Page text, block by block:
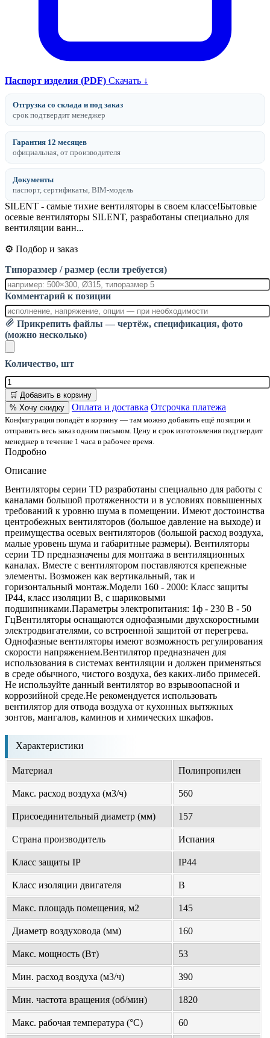
Паспорт изделия (PDF) Скачать ↓
Отгрузка со склада и под заказ
срок подтвердит менеджер
Гарантия 12 месяцев
официальная, от производителя
Документы
паспорт, сертификаты, BIM-модель
SILENT - самые тихие вентиляторы в своем классе!Бытовые
осевые вентиляторы SILENT, разработаны специально для
вентиляции ванн...
⚙️ Подбор и заказ
Типоразмер / размер (если требуется)
Комментарий к позиции
Прикрепить файлы — чертёж, спецификация, фото
(можно несколько)
Количество, шт
🛒 Добавить в корзину
% Хочу скидку
Оплата и доставка Отсрочка платежа
Конфигурация попадёт в корзину — там можно добавить ещё позиции и
отправить весь заказ одним письмом. Цену и срок изготовления подтвердит
менеджер в течение 1 часа в рабочее время.
Подробно
Описание
Вентиляторы серии TD разработаны специально для работы с
каналами большой протяженности и в условиях повышенных
требований к уровню шума в помещении. Имеют достоинства
центробежных вентиляторов (большое давление на выходе) и
преимущества осевых вентиляторов (большой расход воздуха,
малые уровень шума и габаритные размеры). Вентиляторы
серии TD предназначены для монтажа в вентиляционных
каналах. Вместе с вентилятором поставляются крепежные
элементы. Возможен как вертикальный, так и
горизонтальный монтаж.Модели 160 - 2000: Класс защиты
IP44, класс изоляции B, с шариковыми
подшипниками.Параметры электропитания: 1ф - 230 В - 50
ГцВентиляторы оснащаются однофазными двухскоростными
электродвигателями, со встроенной защитой от перегрева.
Однофазные вентиляторы имеют возможность регулирования
скорости напряжением.Вентилятор предназначен для
использования в системах вентиляции и должен применяться
в среде обычного, чистого воздуха, без каких-либо примесей.
Не используйте данный вентилятор во взрывоопасной и
коррозийной среде.Не рекомендуется использовать
вентилятор для отвода воздуха от кухонных вытяжных
зонтов, мангалов, каминов и химических шкафов.
Характеристики
Материал Полипропилен
Макс. расход воздуха (м3/ч) 560
Присоединительный диаметр (мм) 157
Страна производитель Испания
Класс защиты IP IP44
Класс изоляции двигателя B
Макс. площадь помещения, м2 145
Диаметр воздуховода (мм) 160
Макс. мощность (Вт) 53
Мин. расход воздуха (м3/ч) 390
Мин. частота вращения (об/мин) 1820
Макс. рабочая температура (°С) 60